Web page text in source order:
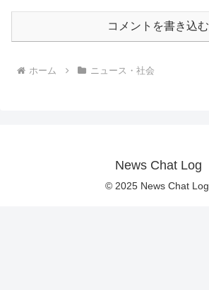
コメントを書き込む
ホーム ニュース・社会
News Chat Log
© 2025 News Chat Log.